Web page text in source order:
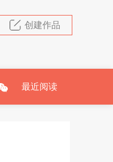
创建作品
最近阅读